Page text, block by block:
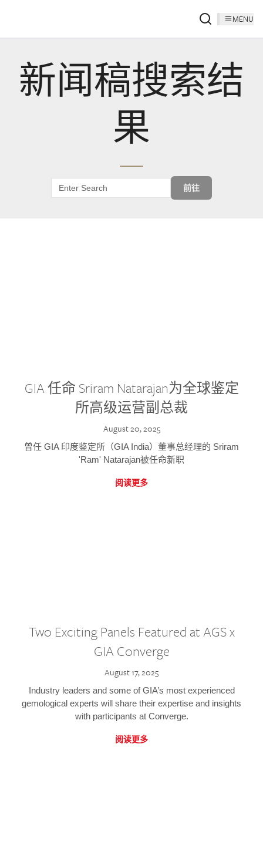
MENU
新闻稿搜索结
果
前往
GIA 任命 Sriram Natarajan为全球鉴定
所高级运营副总裁
August 20, 2025
曾任 GIA 印度鉴定所（GIA India）董事总经理的 Sriram
'Ram' Natarajan被任命新职
阅读更多
Two Exciting Panels Featured at AGS x
GIA Converge
August 17, 2025
Industry leaders and some of GIA’s most experienced
gemological experts will share their expertise and insights
with participants at Converge.
阅读更多